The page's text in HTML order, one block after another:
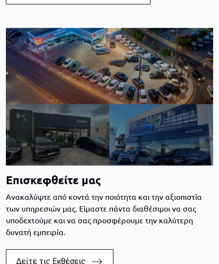
Επισκεφθείτε μας
Ανακαλύψτε από κοντά την ποιότητα και την αξιοπιστία
των υπηρεσιών μας. Είμαστε πάντα διαθέσιμοι να σας
υποδεχτούμε και να σας προσφέρουμε την καλύτερη
δυνατή εμπειρία.
Δείτε τις Εκθέσεις